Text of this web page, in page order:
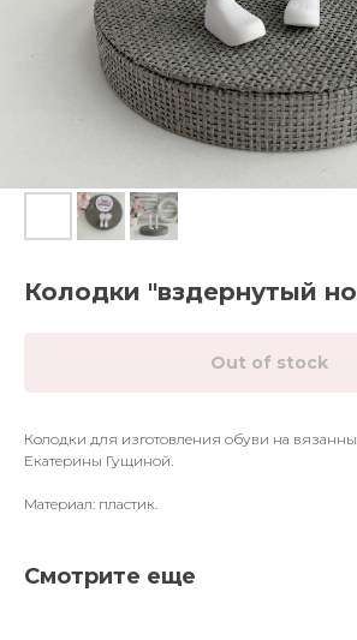
Колодки "вздернутый
Out of stock
Колодки для изготовления обуви на
Екатерины Гущиной.
Материал: пластик.
Смотрите еще